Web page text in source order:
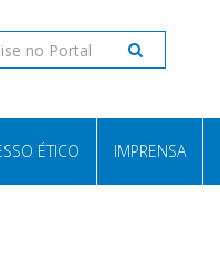
ÉTICO IMPRENSA